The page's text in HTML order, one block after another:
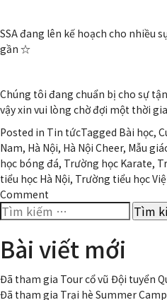
SSA đang lên kế hoạch cho nhiều
gần ☆
Chúng tôi đang chuẩn bị cho sự
vậy xin vui lòng chờ đợi một thời
Posted in Tin tứcTagged Bài học,
Nam, Hà Nội, Hà Nội Cheer, Mẫu
học bóng đá, Trường học Karate,
tiểu học Hà Nội, Trường tiểu học
Comment
Trường
học
đã
hoạt
trở
Tìm
kiếm
cho:
Bài viết mới
Đã tham gia Tour cổ vũ Đội tuyển
Đã tham gia Trại hè Summer